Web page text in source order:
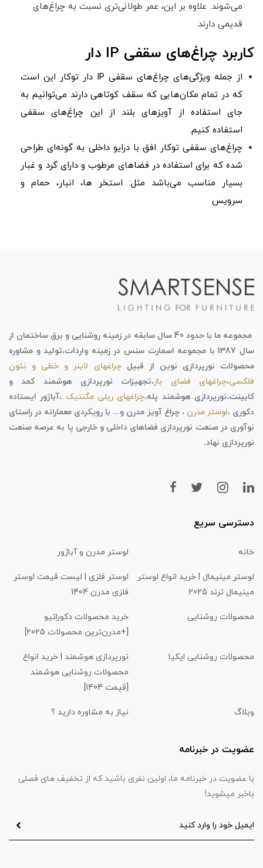
می‌شوند. علاوه بر این، عمر طولانی‌تری نسبت به چراغ‌های
قدیمی دارند.
کاربرد چراغ‌های سقفی IP دار
از جمله ویژگی‌های چراغ‌های سقفی IP دار توکار این است
که در تمام مکان‌هایی که سقف کوتاهی دارند می‌توانیم به
جای استفاده از آویزهای بلند از این چراغ‌های سقفی
استفاده کنیم.
چراغ‌های سقفی توکار افق با درایو داخلی به گونه‌ای طراحی
شده که برای استفاده در فضاهای مرطوب و دارای گرد و غبار
بسیار مناسب می‌باشد مثل: استخر ها، انبار، حمام و
سرویس
مجموعه ما با حدود 40 سال سابقه در زمینه روشنایی و برق ساختمان از
سال 1387 با مجموعه اسمارت سنس در زمینه واردات،تولید و مشاوره
محصولات نورپردازی نوین از قبیلچراغهای لاینر و خطی و نئون
فلکسی،چراغهای فضای باز،تجهیزات نورپردازی هوشمند کمد و
کابینت،نورپردازی هوشمند پله،چراغهای ریلی مگنتیک ،آباژور ایستاده
دکوری ،لوستر مدرن ، چراغ آویز مدرن و... با رویکردی معمارانه در راستای
نوآوری در صنعت نورپردازی فضاهای داخلی و خارجی پا به عرصه صنعت
نورپردازی نهاد.
دسترسی سریع
خانه لوستر مدرن و آباژور
لوستر مینیمال | خرید انواع لوستر
مینیمال ترند 2025
لوستر فلزی | لیست قیمت لوستر
فلزی مدرن 1404
محصولات روشنایی
خرید محصولات دکوراتیو
[+مدرن‌ترین محصولات 2025]
محصولات روشنایی ایکیا
نورپردازی هوشمند | خرید انواع
محصولات روشنایی هوشمند
[قیمت 1404]
وبلاگ نیاز به مشاوره دارید ؟
عضویت در خبرنامه
با عضویت در خبرنامه ما، اولین نفری باشید که از تخفیف های فصلی
باخبر میشوید!